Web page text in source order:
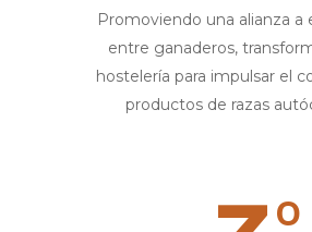
Promoviendo una alianza a
entre ganaderos,
hostelería para impulsar el
productos de razas
o